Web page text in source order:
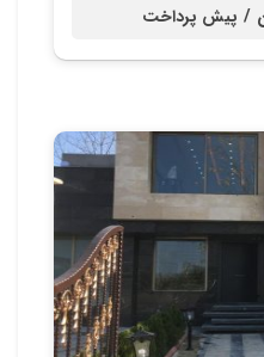
پیش پرداخت